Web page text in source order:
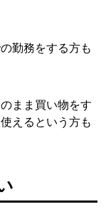
勤務をする方も
まま買い物をす
えるという方も